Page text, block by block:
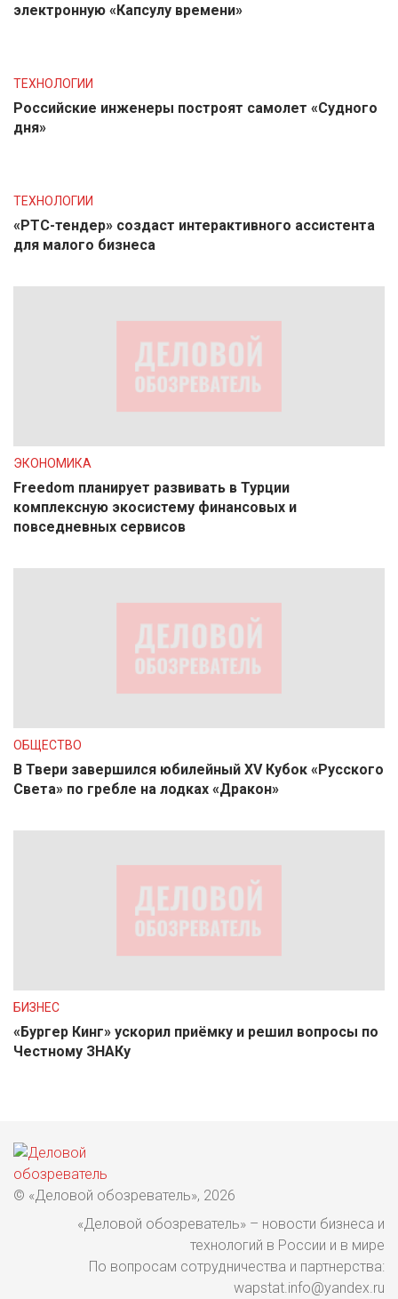
электронную «Капсулу времени»
ТЕХНОЛОГИИ
Российские инженеры построят самолет «Судного
дня»
ТЕХНОЛОГИИ
«РТС-тендер» создаст интерактивного ассистента
для малого бизнеса
ЭКОНОМИКА
Freedom планирует развивать в Турции
комплексную экосистему финансовых и
повседневных сервисов
ОБЩЕСТВО
В Твери завершился юбилейный XV Кубок «Русского
Света» по гребле на лодках «Дракон»
БИЗНЕС
«Бургер Кинг» ускорил приёмку и решил вопросы по
Честному ЗНАКу
© «Деловой обозреватель», 2026
«Деловой обозреватель» – новости бизнеса и
технологий в России и в мире
По вопросам сотрудничества и партнерства:
wapstat.info@yandex.ru